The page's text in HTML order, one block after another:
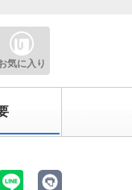
気に入り